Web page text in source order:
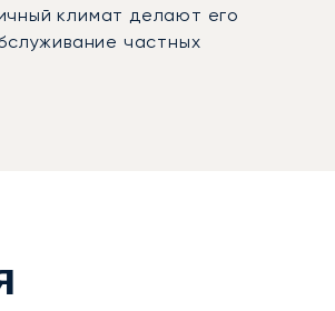
климат делают его
частных